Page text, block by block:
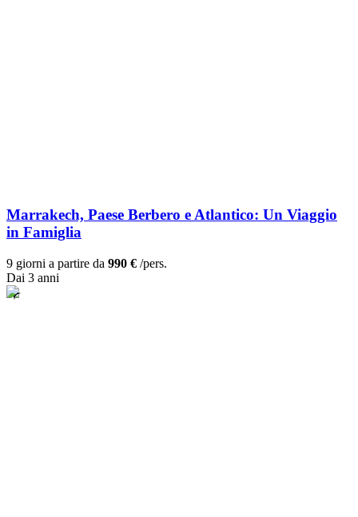
Marrakech, Paese Berbero e Atlantico: Un Viaggio
in Famiglia
9 giorni a partire da 990 € /pers.
Dai 3 anni